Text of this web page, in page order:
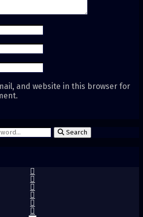
and website in this browser for
Search